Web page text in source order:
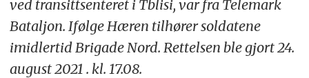
ved transittsenteret i Tblisi, var fra Telemark
Bataljon. Ifølge Hæren tilhører soldatene
imidlertid Brigade Nord. Rettelsen ble gjort 24.
august 2021 . kl. 17.08.